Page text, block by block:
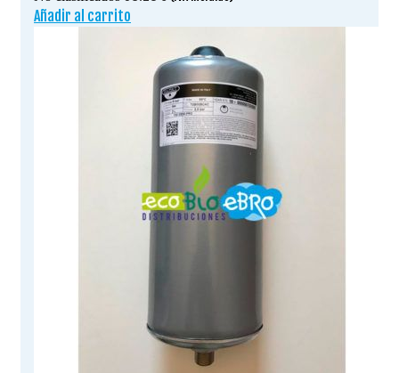
Añadir al carrito